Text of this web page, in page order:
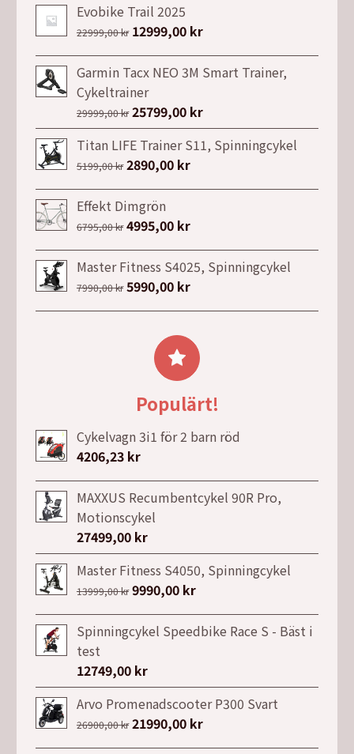
Evobike Trail 2025
22999,00kr Det
ursprungliga
priset
var:
22999,00 kr.
12999,00 krDet
nuvarande
priset
12999,00 kr.
Garmin Tacx NEO 3M Smart Trainer,
Cykeltrainer
29999,00kr Det
ursprungliga
priset
var:
29999,00 kr.
25799,00 krDet
nuvarande
priset
25799,00 kr.
Titan LIFE Trainer S11, Spinningcykel
5199,00kr Det
ursprungliga
priset
var:
2890,00 krDet
nuvarande
är:
Effekt Dimgrön
6795,00kr Det
ursprungliga
priset
var:
4995,00 krDet
nuvarande
priset
är:
Master Fitness S4025, Spinningcykel
7990,00kr Det
ursprungliga
7990,00 kr.
5990,00 krDet
nuvarande
är:
5990,00 kr.
Populärt!
Cykelvagn 3i1 för 2 barn röd
4206,23 kr
MAXXUS Recumbentcykel 90R Pro,
Motionscykel
27499,00 kr
Master Fitness S4050, Spinningcykel
13999,00kr Det
ursprungliga
priset
13999,00 kr.
9990,00 krDet
nuvarande
priset
Spinningcykel Speedbike Race S - Bäst i
test
12749,00 kr
Arvo Promenadscooter P300 Svart
26900,00kr Det
ursprungliga
21990,00 krDet
nuvarande